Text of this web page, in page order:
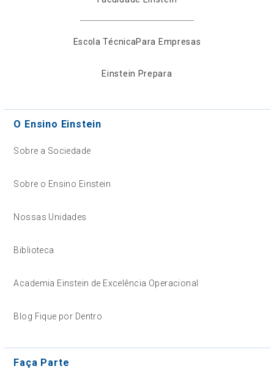
Escola TécnicaPara Empresas
Einstein Prepara
O Ensino Einstein
Sobre a Sociedade
Sobre o Ensino Einstein
Nossas Unidades
Biblioteca
Academia Einstein de Excelência Operacional
Blog Fique por Dentro
Faça Parte